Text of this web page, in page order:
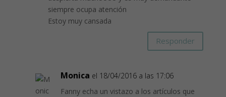
siempre ocupa atención
Estoy muy cansada
Responder
Monica el 18/04/2016 a las 17:06
Fanny echa un vistazo a los artículos que